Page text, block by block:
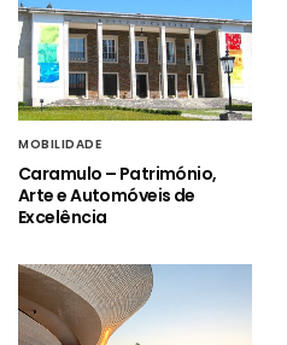
MOBILIDADE
Caramulo – Património,
Arte e Automóveis de
Excelência